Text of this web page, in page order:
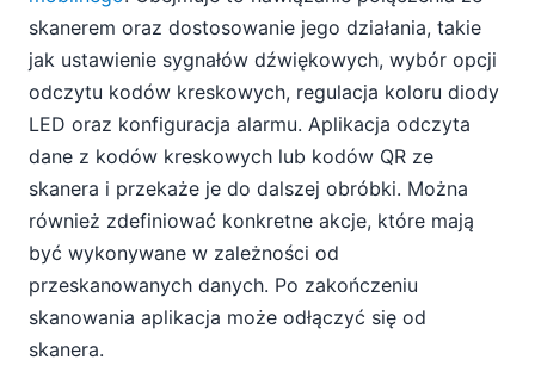
skanerem oraz dostosowanie jego działania, takie
jak ustawienie sygnałów dźwiękowych, wybór opcji
odczytu kodów kreskowych, regulacja koloru diody
LED oraz konfiguracja alarmu. Aplikacja odczyta
dane z kodów kreskowych lub kodów QR ze
skanera i przekaże je do dalszej obróbki. Można
również zdefiniować konkretne akcje, które mają
być wykonywane w zależności od
przeskanowanych danych. Po zakończeniu
skanowania aplikacja może odłączyć się od
skanera.